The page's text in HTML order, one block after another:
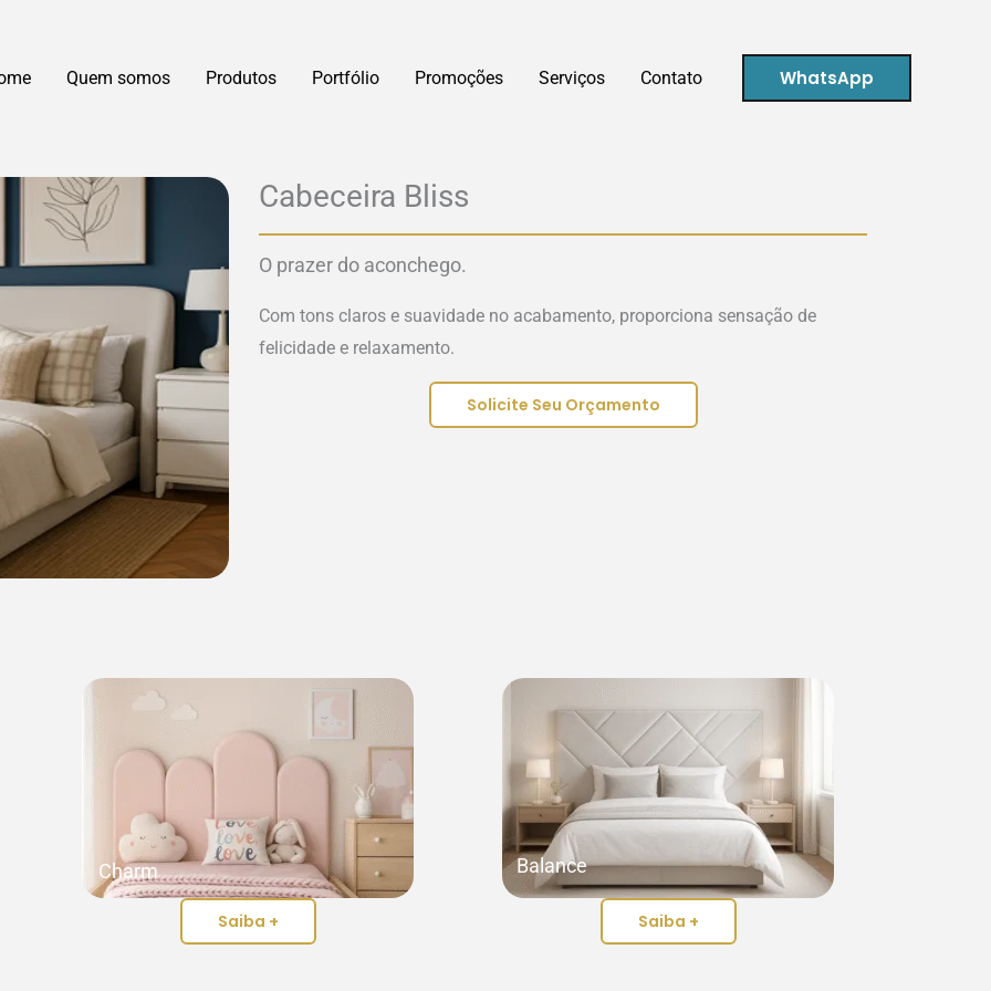
Quem somos Produtos Portfólio Promoções Serviços Contato WhatsApp
Cabeceira Bliss
O prazer do aconchego.
Com tons claros e suavidade no acabamento, proporciona sensação de
felicidade e relaxamento.
Solicite Seu Orçamento
Charm
Saiba +
Balance
Saiba +